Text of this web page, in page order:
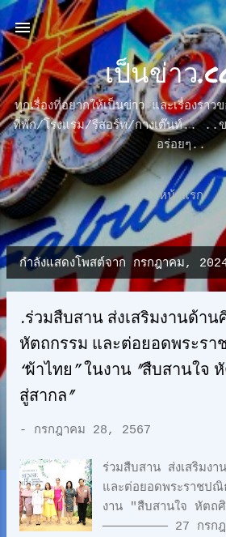
ข้ามไปที่เนื้อหาห
เป็นข่าว
ทุกเรื่องที่อยากให้เป็นข่าว และเรื่องราว
ที่พัก/โรงแรม/รีสอร์ท/กางเต๊นท์.. ..ข
อร่อยๆ..
หน้าแรก
บ
กำลังแสดงโพสต์จาก กรกฎาคม,
.ร่วมสืบสาน ส่งเสริมงานด้าน
หัตถกรรม และต่อยอดพระร
“ผ้าไทย” ในงาน "สืบสานใจ
สู่สากล"
- กรกฎาคม 28, 2567
ร่วมสืบสาน ส่งเสริมง
และต่อยอดพระราชป
งาน "สืบสานใจ หัตถ
————————— 27 กรก